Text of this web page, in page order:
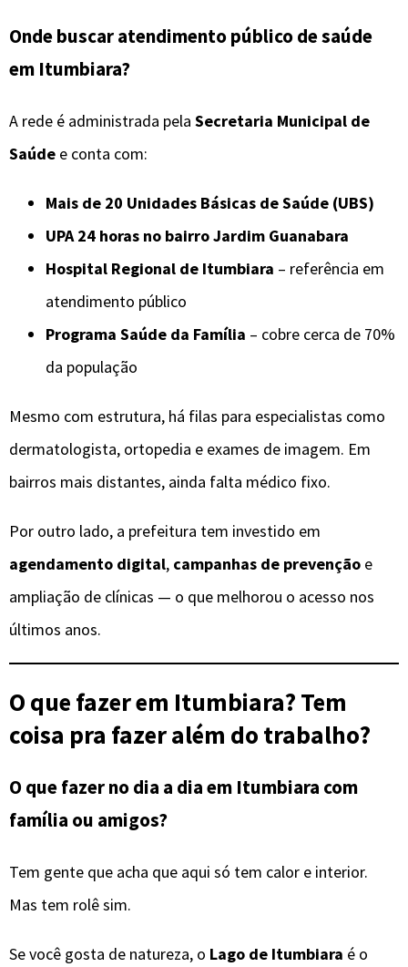
Onde buscar atendimento público de saúde
em Itumbiara?
A rede é administrada pela Secretaria Municipal de
Saúde e conta com:
Mais de 20 Unidades Básicas de Saúde (UBS)
UPA 24 horas no bairro Jardim Guanabara
Hospital Regional de Itumbiara – referência em
atendimento público
Programa Saúde da Família – cobre cerca de 70%
da população
Mesmo com estrutura, há filas para especialistas como
dermatologista, ortopedia e exames de imagem. Em
bairros mais distantes, ainda falta médico fixo.
Por outro lado, a prefeitura tem investido em
agendamento digital, campanhas de prevenção e
ampliação de clínicas — o que melhorou o acesso nos
últimos anos.
O que fazer em Itumbiara? Tem
coisa pra fazer além do trabalho?
O que fazer no dia a dia em Itumbiara com
família ou amigos?
Tem gente que acha que aqui só tem calor e interior.
Mas tem rolê sim.
Se você gosta de natureza, o Lago de Itumbiara é o